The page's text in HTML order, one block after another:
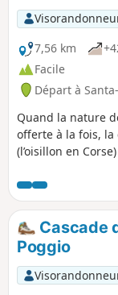
7,56 km
Facile
Départ à
Quand la nature
offerte à la fois, la
(l’oisillon en
Entre les villages
Nicolao,
où une eau
vos yeux et
Cette balade très
également la nuit,
entièrement
Cascade
Poggio